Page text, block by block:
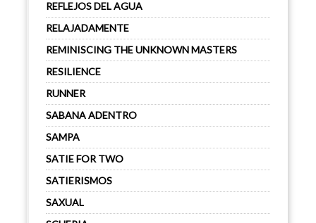
REFLEJOS DEL AGUA
RELAJADAMENTE
REMINISCING THE UNKNOWN MASTERS
RESILIENCE
RUNNER
SABANA ADENTRO
SAMPA
SATIE FOR TWO
SATIERISMOS
SAXUAL